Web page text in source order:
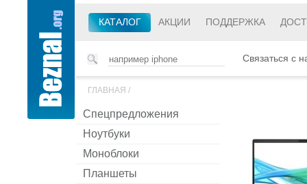
КАТАЛОГ АКЦИИ ПОДДЕРЖКА
Связаться с
ГЛАВНАЯ /
Спецпредложения
Ноутбуки
Моноблоки
Планшеты